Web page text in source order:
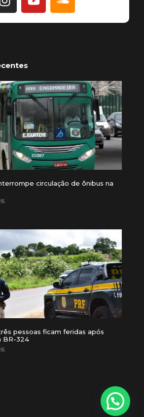
circulação de ônibus na
pessoas ficam feridas após
BR-324